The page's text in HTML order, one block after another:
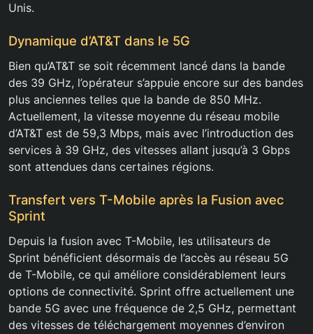
Unis.
Dynamique d’AT&T dans le 5G
Bien qu’AT&T se soit récemment lancé dans la bande
des 39 GHz, l’opérateur s’appuie encore sur des bandes
plus anciennes telles que la bande de 850 MHz.
Actuellement, la vitesse moyenne du réseau mobile
d’AT&T est de 59,3 Mbps, mais avec l’introduction des
services à 39 GHz, des vitesses allant jusqu’à 3 Gbps
sont attendues dans certaines régions.
Transfert vers T-Mobile après la Fusion avec
Sprint
Depuis la fusion avec T-Mobile, les utilisateurs de
Sprint bénéficient désormais de l’accès au réseau 5G
de T-Mobile, ce qui améliore considérablement leurs
options de connectivité. Sprint offre actuellement une
bande 5G avec une fréquence de 2,5 GHz, permettant
des vitesses de téléchargement moyennes d’environ